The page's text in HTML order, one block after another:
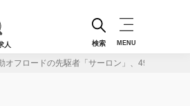
人 検索 MENU
オフロードの先駆者「サーロン」、49万円のジ